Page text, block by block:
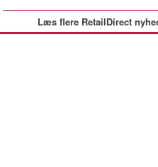
Læs flere RetailDirect